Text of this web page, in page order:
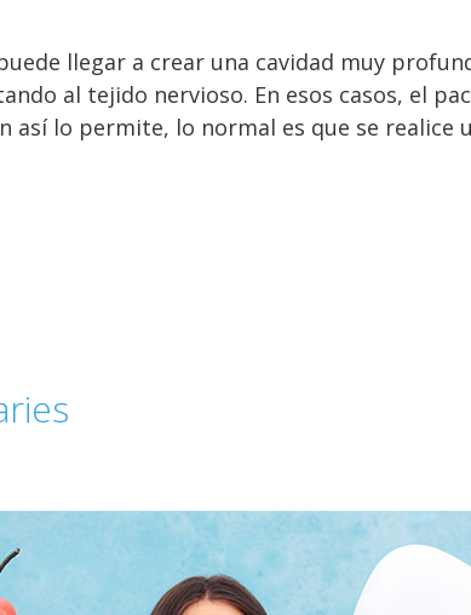
llegar a crear una cavidad muy
al tejido nervioso. En esos casos, el
así lo permite, lo normal es que se realice